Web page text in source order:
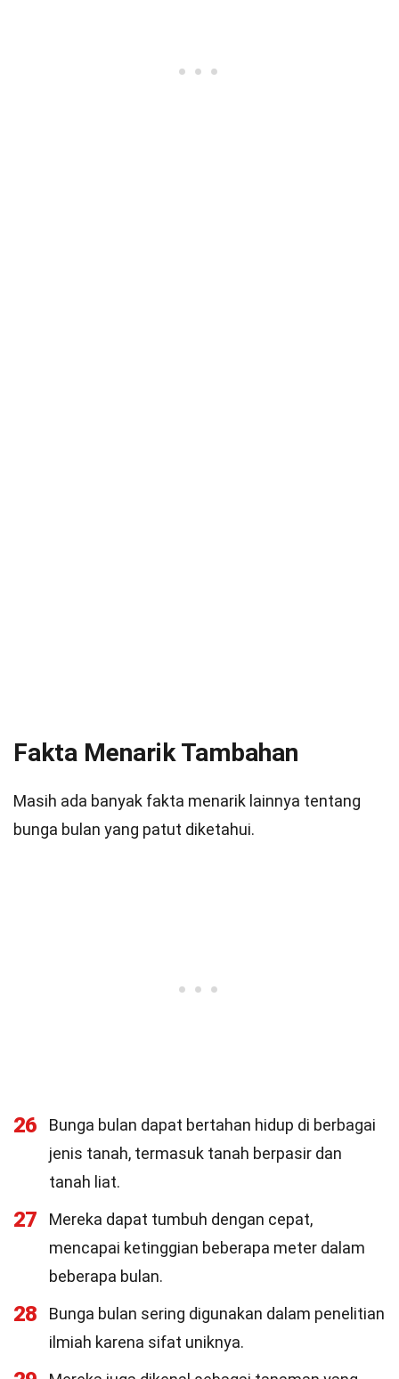
Fakta Menarik Tambahan
Masih ada banyak fakta menarik lainnya tentang
bunga bulan yang patut diketahui.
26
Bunga bulan dapat bertahan hidup di berbagai
jenis tanah, termasuk tanah berpasir dan
tanah liat.
27
Mereka dapat tumbuh dengan cepat,
mencapai ketinggian beberapa meter dalam
beberapa bulan.
28
Bunga bulan sering digunakan dalam penelitian
ilmiah karena sifat uniknya.